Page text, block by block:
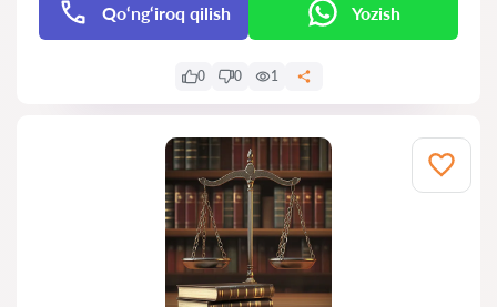
Qo‘ng‘iroq qilish Yozish
0 0 1